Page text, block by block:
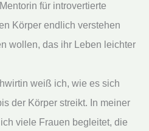
für introvertierte
Körper endlich verstehen
wollen, das ihr Leben leichter
weiß ich, wie es sich
der Körper streikt. In meiner
viele Frauen begleitet, die